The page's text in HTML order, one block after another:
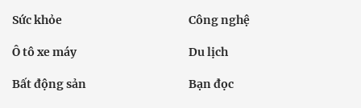
Sức khỏe Công nghệ
Ô tô xe máy Du lịch
Bất động sản Bạn đọc